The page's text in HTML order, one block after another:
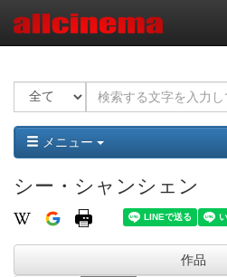
メニュー
シー・シャンシェン
作品